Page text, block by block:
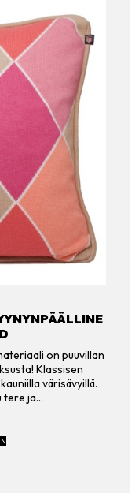
on puuvillan
Klassisen
värisävyillä.
tere ja…